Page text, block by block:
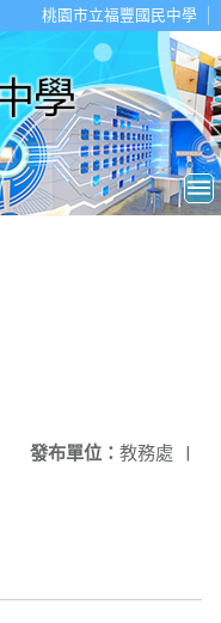
桃園市立福豐國民中學
發布單位： 教務處 |